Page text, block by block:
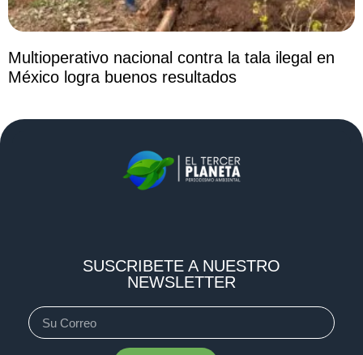
Multioperativo nacional contra la tala ilegal en
México logra buenos resultados
SUSCRIBETE A NUESTRO
NEWSLETTER